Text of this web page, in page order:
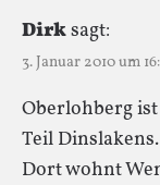
Dirksagt:
3. Januar 2010 um
Oberlohberg
Teil Dinslakens.
Dort wohnt